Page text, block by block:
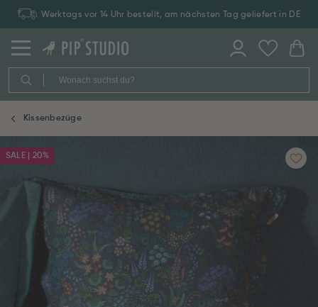
Werktags vor 14 Uhr bestellt, am nächsten Tag geliefert in DE
Kissenbezüge
SALE | 20%